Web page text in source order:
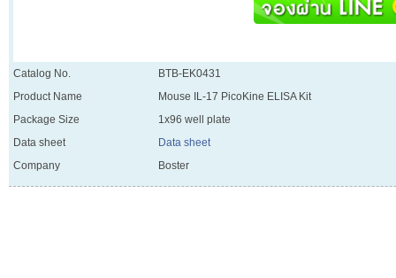
Catalog No.
BTB-EK0431
Product Name
Mouse IL-17 PicoKine ELISA Kit
Package Size
1x96 well plate
Data sheet
Data sheet
Company
Boster